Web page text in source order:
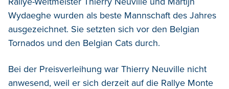
Wydaeghe wurden als beste Mannschaft des Jahres
ausgezeichnet. Sie setzten sich vor den Belgian
Tornados und den Belgian Cats durch.
Bei der Preisverleihung war Thierry Neuville nicht
anwesend, weil er sich derzeit auf die Rallye Monte